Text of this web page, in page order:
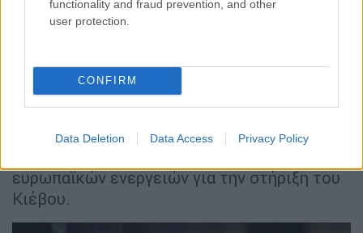
functionality and fraud prevention, and other
user protection.
CONFIRM
Data Deletion Data Access Privacy Policy
πρωτοβουλίες που έχει αναλάβει η
Κατά τη διάρκεια της συνάντησης υπήρξε
συζήτηση για τις τελευταίες εξελίξεις
αναφορικά με τη ρωσική εισβολή στην
ευρωπαϊκών ενεργειών για την στήριξη του
Κιέβου.